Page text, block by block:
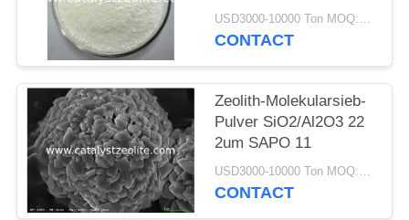
USD3000-10000 Ton MOQ:1 Kilogramm
CONTACT
Zeolith-Molekularsieb-
Pulver SiO2/Al2O3 22
2um SAPO 11
USD3000-10000 Ton MOQ:1 Kilogramm
CONTACT